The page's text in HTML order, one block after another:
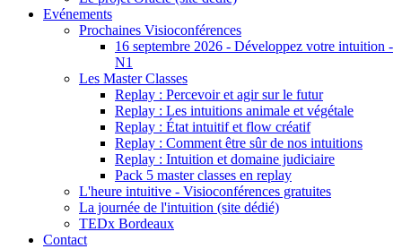
Evénements
Prochaines Visioconférences
16 septembre 2026 - Développez votre intuition -
N1
Les Master Classes
Replay : Percevoir et agir sur le futur
Replay : Les intuitions animale et végétale
Replay : État intuitif et flow créatif
Replay : Comment être sûr de nos intuitions
Replay : Intuition et domaine judiciaire
Pack 5 master classes en replay
L'heure intuitive - Visioconférences gratuites
La journée de l'intuition (site dédié)
TEDx Bordeaux
Contact